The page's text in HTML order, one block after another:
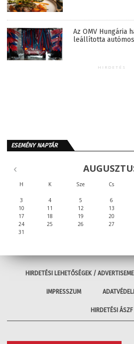
Az OMV Hungária
leállította
HIRDETÉS
ESEMÉNY NAPTÁR
H K Sze Cs
3
4 5 6
10
11 12 13
17
18 19 20
24
25 26 27
31
HIRDETÉSI LEHETŐSÉGEK /
IMPRESSZUM
HIRDETÉSI ÁSZF